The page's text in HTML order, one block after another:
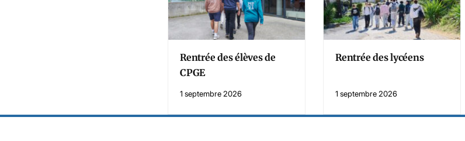
Rentrée des élèves de
CPGE
1 septembre 2026
Rentrée des lycéens
1 septembre 2026